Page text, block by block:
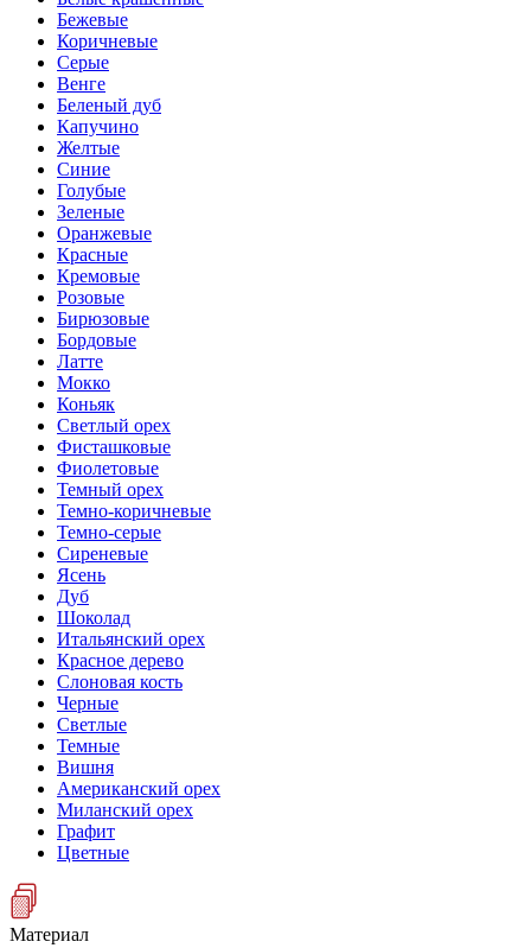
Бежевые
Коричневые
Серые
Венге
Беленый дуб
Капучино
Желтые
Синие
Голубые
Зеленые
Оранжевые
Красные
Кремовые
Розовые
Бирюзовые
Бордовые
Латте
Мокко
Коньяк
Светлый орех
Фисташковые
Фиолетовые
Темный орех
Темно-коричневые
Темно-серые
Сиреневые
Ясень
Дуб
Шоколад
Итальянский орех
Красное дерево
Слоновая кость
Черные
Светлые
Темные
Вишня
Американский орех
Миланский орех
Графит
Цветные
Материал